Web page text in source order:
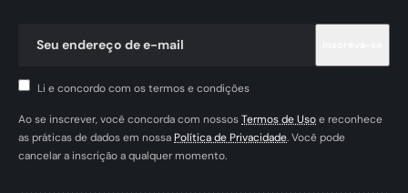
Li e concordo com os termos e condições
Ao se inscrever, você concorda com nossosTermos de Usoe reconhece
as práticas de dados em nossaPolítica de Privacidade. Você pode
cancelar a inscrição a qualquer momento.